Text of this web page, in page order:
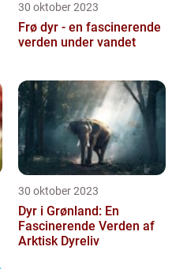
30 oktober 2023
Frø dyr - en fascinerende
verden under vandet
30 oktober 2023
Dyr i Grønland: En
Fascinerende Verden af
Arktisk Dyreliv